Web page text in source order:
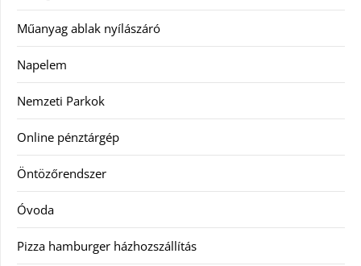
Műanyag ablak nyílászáró
Napelem
Nemzeti Parkok
Online pénztárgép
Öntözőrendszer
Óvoda
Pizza hamburger házhozszállítás